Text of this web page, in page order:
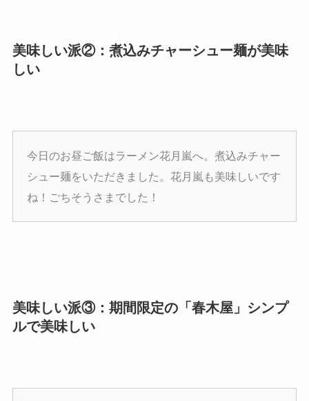
美味しい派②：煮込みチャーシュー麺が美味
しい
今日のお昼ご飯はラーメン花月嵐へ。煮込みチャー
シュー麺をいただきました。花月嵐も美味しいです
ね！ごちそうさまでした！
美味しい派③：期間限定の「春木屋」シンプ
ルで美味しい